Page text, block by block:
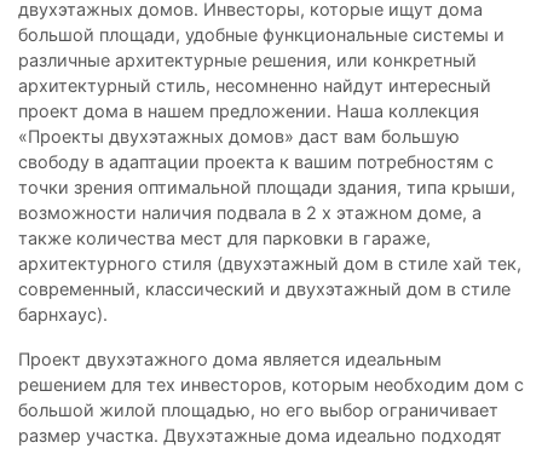
двухэтажных домов. Инвесторы, которые ищут дома
большой площади, удобные функциональные системы и
различные архитектурные решения, или конкретный
архитектурный стиль, несомненно найдут интересный
проект дома в нашем предложении. Наша коллекция
«Проекты двухэтажных домов» даст вам большую
свободу в адаптации проекта к вашим потребностям с
точки зрения оптимальной площади здания, типа крыши,
возможности наличия подвала в 2 х этажном доме, а
также количества мест для парковки в гараже,
архитектурного стиля (двухэтажный дом в стиле хай тек,
современный, классический и двухэтажный дом в стиле
барнхаус).
Проект двухэтажного дома является идеальным
решением для тех инвесторов, которым необходим дом с
большой жилой площадью, но его выбор ограничивает
размер участка. Двухэтажные дома идеально подходят